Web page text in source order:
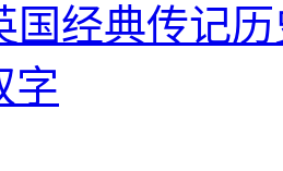
国经典传记
字